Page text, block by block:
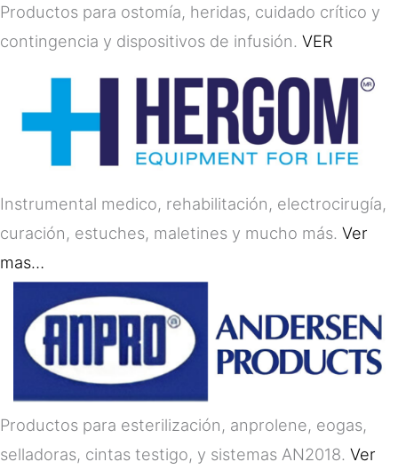
Productos para ostomía, heridas, cuidado crítico y
contingencia y dispositivos de infusión. VER
Instrumental medico, rehabilitación, electrocirugía,
curación, estuches, maletines y mucho más. Ver
mas…
Productos para esterilización, anprolene, eogas,
selladoras, cintas testigo, y sistemas AN2018. Ver